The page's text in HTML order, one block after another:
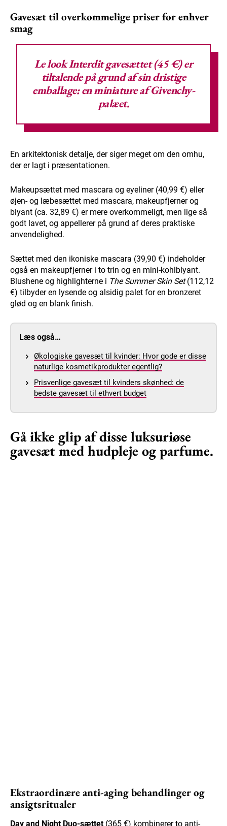
Gavesæt til overkommelige priser for enhver
smag
Le look Interdit gavesættet(45 €) er
tiltalende på grund af sin dristige
emballage: en miniature af Givenchy-
palæet.
En arkitektonisk detalje, der siger meget om den omhu,
der er lagt i præsentationen.
Makeupsættet med mascara og eyeliner (40,99 €) eller
øjen- og læbesættet med mascara, makeupfjerner og
blyant (ca. 32,89 €) er mere overkommeligt, men lige så
godt lavet, og appellerer på grund af deres praktiske
anvendelighed.
Sættet med den ikoniske mascara (39,90 €) indeholder
også en makeupfjerner i to trin og en mini-kohlblyant.
Blushene og highlighterne i The Summer Skin Set(112,12
€) tilbyder en lysende og alsidig palet for en bronzeret
glød og en blank finish.
Læs også…
Økologiske gavesæt til kvinder: Hvor gode er disse
naturlige kosmetikprodukter egentlig?
Prisvenlige gavesæt til kvinders skønhed: de
bedste gavesæt til ethvert budget
Gå ikke glip af disse luksuriøse
gavesæt med hudpleje og parfume.
Ekstraordinære anti-aging behandlinger og
ansigtsritualer
Day and Night Duo-sættet(365 €) kombinerer to anti-